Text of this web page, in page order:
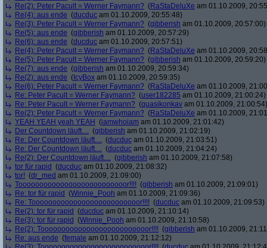
Re(2): Peter Pacult = Werner Faymann? (RaStaDeluXe am 01.10.2009,
Re(4): aus ende (ducduc am 01.10.2009, 20:55:48)
Re(3): Peter Pacult = Werner Faymann? (gibberish am 01.10.2009, 20:57:00)
Re(5): aus ende (gibberish am 01.10.2009, 20:57:29)
Re(6): aus ende (ducduc am 01.10.2009, 20:57:51)
Re(4): Peter Pacult = Werner Faymann? (RaStaDeluXe am 01.10.2009,
Re(5): Peter Pacult = Werner Faymann? (gibberish am 01.10.2009, 20:59:20)
Re(7): aus ende (gibberish am 01.10.2009, 20:59:34)
Re(2): aus ende ( IcyBox am 01.10.2009, 20:59:35)
Re(6): Peter Pacult = Werner Faymann? (RaStaDeluXe am 01.10.2009,
Re: Peter Pacult = Werner Faymann? (user182285 am 01.10.2009, 21:00:24)
Re: Peter Pacult = Werner Faymann? (quasikonkav am 01.10.2009, 21:00:54)
Re(2): Peter Pacult = Werner Faymann? (RaStaDeluXe am 01.10.2009,
YEAH YEAH yeah YEAH (iamwhoiam am 01.10.2009, 21:01:42)
Der Countdown läuft.... (gibberish am 01.10.2009, 21:02:19)
Re: Der Countdown läuft.... (ducduc am 01.10.2009, 21:03:51)
Re: Der Countdown läuft.... (ducduc am 01.10.2009, 21:04:24)
Re(2): Der Countdown läuft.... (gibberish am 01.10.2009, 21:07:58)
tor für rapid (ducduc am 01.10.2009, 21:08:32)
tor! (dr_med am 01.10.2009, 21:09:00)
Toooooooooooooooooooooooooor!!!! (gibberish am 01.10.2009, 21:09:01)
Re: tor für rapid (Winnie_Pooh am 01.10.2009, 21:09:36)
Re: Toooooooooooooooooooooooooor!!!! (ducduc am 01.10.2009, 21:09:53)
Re(2): tor für rapid (ducduc am 01.10.2009, 21:10:14)
Re(3): tor für rapid (Winnie_Pooh am 01.10.2009, 21:10:58)
Re(2): Toooooooooooooooooooooooooor!!!! (gibberish am 01.10.2009,
Re: aus ende (female am 01.10.2009, 21:12:12)